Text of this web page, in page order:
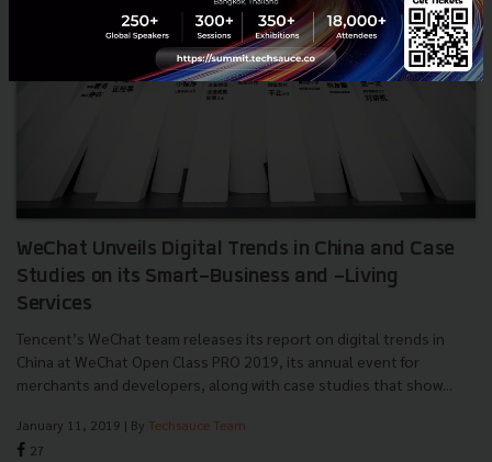
WeChat Unveils Digital Trends in China and Case
Studies on its Smart-Business and -Living
Services
Tencent’s WeChat team releases its report on digital trends in
China at WeChat Open Class PRO 2019, its annual event for
merchants and developers, along with case studies that show...
January 11, 2019 | By Techsauce Team
27